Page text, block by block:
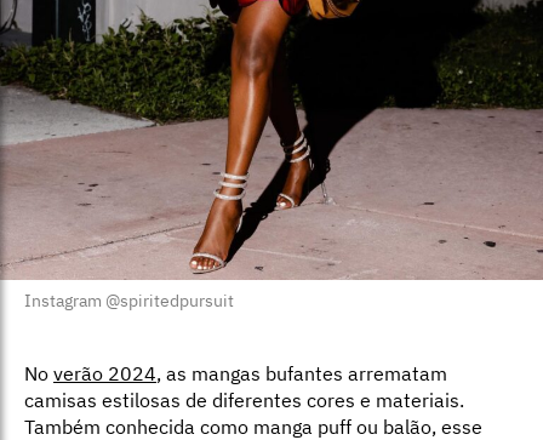
Instagram @spiritedpursuit
No verão 2024, as mangas bufantes arrematam
camisas estilosas de diferentes cores e materiais.
Também conhecida como manga puff ou balão, esse